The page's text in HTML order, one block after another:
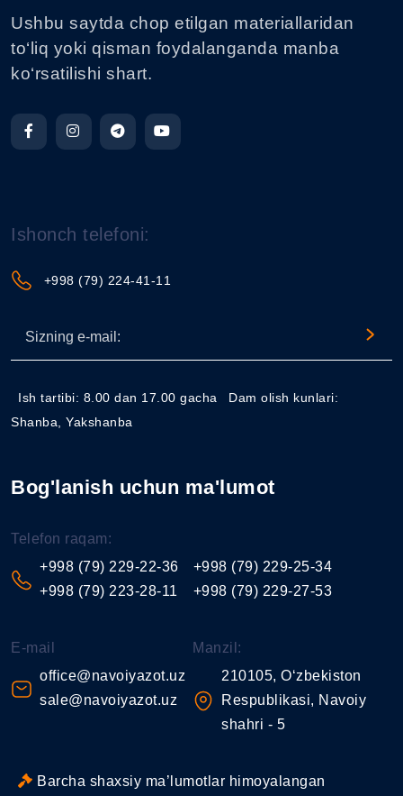
Ushbu saytda chop etilgan materiallaridan
to‘liq yoki qisman foydalanganda manba
ko‘rsatilishi shart.
Ishonch telefoni:
+998 (79) 224-41-11
Ish tartibi: 8.00 dan 17.00 gacha
Dam olish kunlari:
Shanba, Yakshanba
Bog'lanish uchun ma'lumot
Telefon raqam:
+998 (79) 229-22-36
+998 (79) 223-28-11
+998 (79) 229-25-34
+998 (79) 229-27-53
E-mail
office@navoiyazot.uz
sale@navoiyazot.uz
Manzil:
210105, O‘zbekiston
Respublikasi, Navoiy
shahri - 5
Barcha shaxsiy ma’lumotlar himoyalangan